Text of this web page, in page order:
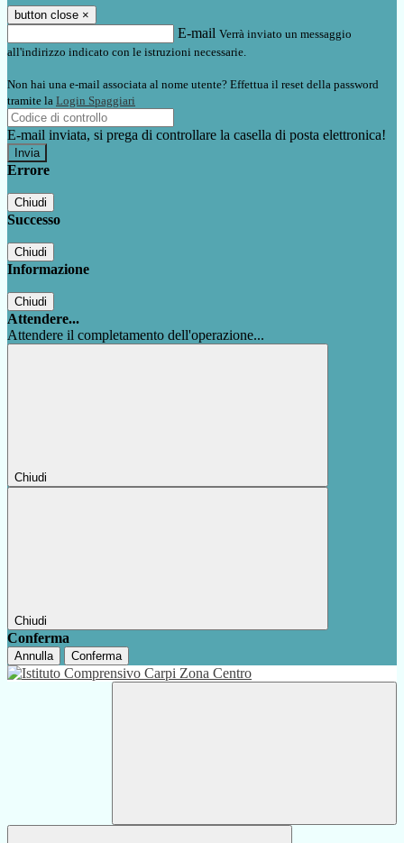
button close ×
E-mail Verrà inviato un messaggio
all'indirizzo indicato con le istruzioni necessarie.
Non hai una e-mail associata al nome utente? Effettua il reset della password
tramite la Login Spaggiari
E-mail inviata, si prega di controllare la casella di posta elettronica!
Errore
Chiudi
Successo
Chiudi
Informazione
Chiudi
Attendere...
Attendere il completamento dell'operazione...
Chiudi
Chiudi
Conferma
Annulla Conferma